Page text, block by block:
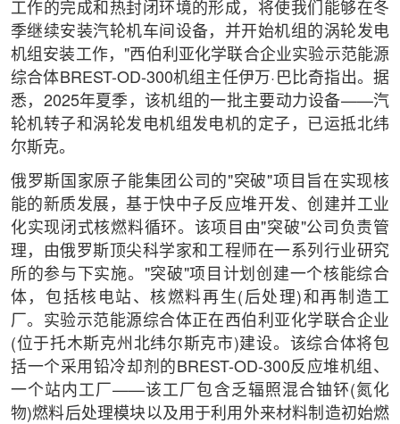
工作的完成和热封闭环境的形成，将使我们能够在冬
季继续安装汽轮机车间设备，并开始机组的涡轮发电
机组安装工作，"西伯利亚化学联合企业实验示范能源
综合体BREST-OD-300机组主任伊万·巴比奇指出。据
悉，2025年夏季，该机组的一批主要动力设备——汽
轮机转子和涡轮发电机组发电机的定子，已运抵北纬
尔斯克。
俄罗斯国家原子能集团公司的"突破"项目旨在实现核
能的新质发展，基于快中子反应堆开发、创建并工业
化实现闭式核燃料循环。该项目由"突破"公司负责管
理，由俄罗斯顶尖科学家和工程师在一系列行业研究
所的参与下实施。"突破"项目计划创建一个核能综合
体，包括核电站、核燃料再生(后处理)和再制造工
厂。实验示范能源综合体正在西伯利亚化学联合企业
(位于托木斯克州北纬尔斯克市)建设。该综合体将包
括一个采用铅冷却剂的BREST-OD-300反应堆机组、
一个站内工厂——该工厂包含乏辐照混合铀钚(氮化
物)燃料后处理模块以及用于利用外来材料制造初始燃